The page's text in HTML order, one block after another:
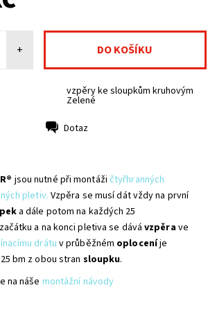
+
vzpěry ke sloupkům kruhovým
Zelené
Dotaz
jsou nutné při montáži čtyřhranných
pletiv.Vzpěra se musí dát vždy na první
a dále potom na každých 25
a na konci pletiva se dává vzpěrave
drátu v průběžném oploceníje
bm z obou stran sloupku.
na náše montážní návody